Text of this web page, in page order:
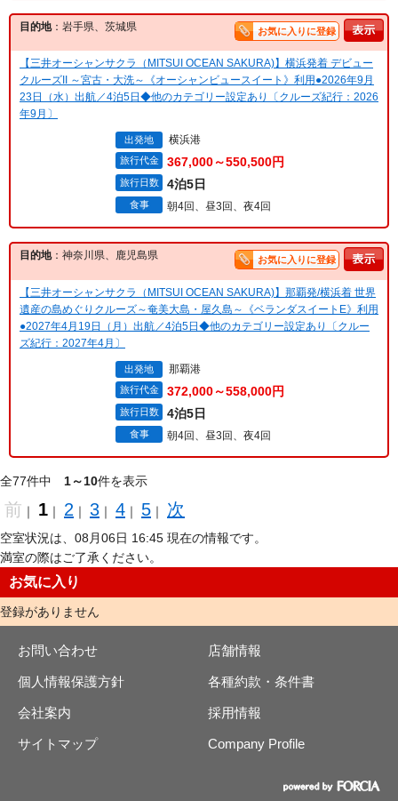
目的地：岩手県、茨城県 お気に入りに登録
【三井オーシャンサクラ（MITSUI OCEAN SAKURA)】横浜発着 デビュー
クルーズII ～宮古・大洗～《オーシャンビュースイート》利用●2026年9月
23日（水）出航／4泊5日◆他のカテゴリー設定あり〔クルーズ紀行：2026
年9月〕
出発地 横浜港
旅行代金 367,000～550,500円
旅行日数 4泊5日
食事 朝4回、昼3回、夜4回
目的地：神奈川県、鹿児島県 お気に入りに登録
【三井オーシャンサクラ（MITSUI OCEAN SAKURA)】那覇発/横浜着 世界
遺産の島めぐりクルーズ～奄美大島・屋久島～《ベランダスイートE》利用
●2027年4月19日（月）出航／4泊5日◆他のカテゴリー設定あり〔クルー
ズ紀行：2027年4月〕
出発地 那覇港
旅行代金 372,000～558,000円
旅行日数 4泊5日
食事 朝4回、昼3回、夜4回
全77件中 1～10件を表示
前 ｜ 1 ｜ 2 ｜ 3 ｜ 4 ｜ 5 ｜ 次
空室状況は、08月06日 16:45 現在の情報です。
満室の際はご了承ください。
お気に入り
登録がありません
お問い合わせ 店舗情報
個人情報保護方針 各種約款・条件書
会社案内 採用情報
サイトマップ Company Profile